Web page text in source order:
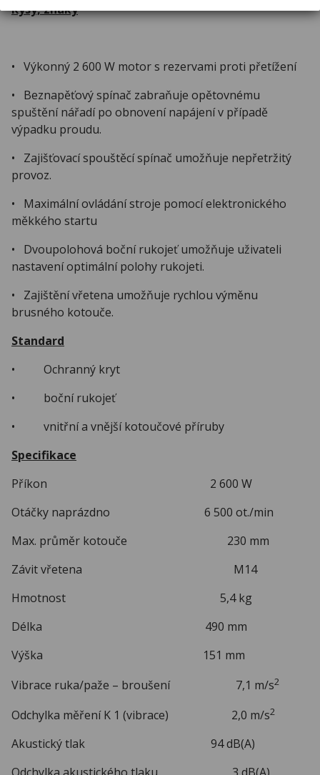
Rysy, znaky
• Výkonný 2 600 W motor s rezervami proti přetížení
• Beznapěťový spínač zabraňuje opětovnému
spuštění nářadí po obnovení napájení v případě
výpadku proudu.
• Zajišťovací spouštěcí spínač umožňuje nepřetržitý
provoz.
• Maximální ovládání stroje pomocí elektronického
měkkého startu
• Dvoupolohová boční rukojeť umožňuje uživateli
nastavení optimální polohy rukojeti.
• Zajištění vřetena umožňuje rychlou výměnu
brusného kotouče.
Standard
• Ochranný kryt
• boční rukojeť
• vnitřní a vnější kotoučové příruby
Specifikace
Příkon 2 600 W
Otáčky naprázdno 6 500 ot./min
Max. průměr kotouče 230 mm
Závit vřetena M14
Hmotnost 5,4 kg
Délka 490 mm
Výška 151 mm
Vibrace ruka/paže – broušení 7,1 m/s2
Odchylka měření K 1 (vibrace) 2,0 m/s2
Akustický tlak 94 dB(A)